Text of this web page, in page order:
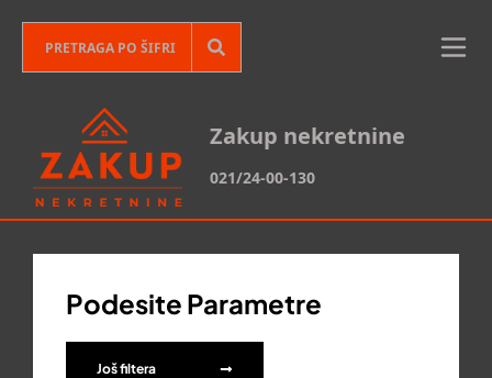
Zakup nekretnine
021/24-00-130
Podesite Parametre
Još filtera